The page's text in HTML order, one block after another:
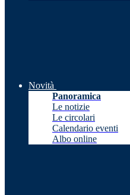
Novità
Panoramica
Le notizie
Le circolari
Calendario eventi
Albo online